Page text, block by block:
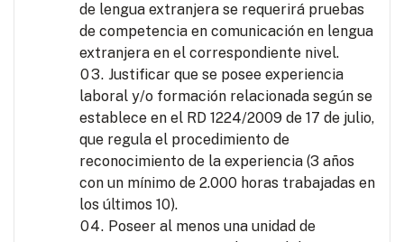
de lengua extranjera se requerirá pruebas
de competencia en comunicación en lengua
extranjera en el correspondiente nivel.
Justificar que se posee experiencia
laboral y/o formación relacionada según se
establece en el RD 1224/2009 de 17 de julio,
que regula el procedimiento de
reconocimiento de la experiencia (3 años
con un mínimo de 2.000 horas trabajadas en
los últimos 10).
Poseer al menos una unidad de